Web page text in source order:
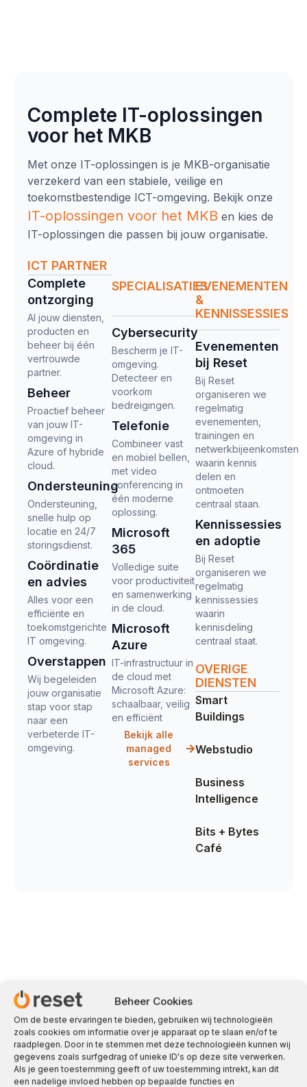
Beheer Cookies
Om de beste ervaringen te bieden, gebruiken wij technologieën
zoals cookies om informatie over je apparaat op te slaan en/of te
raadplegen. Door in te stemmen met deze technologieën kunnen wij
gegevens zoals surfgedrag of unieke ID's op deze site verwerken.
Als je geen toestemming geeft of uw toestemming intrekt, kan dit
een nadelige invloed hebben op bepaalde functies en
Complete IT-oplossingen
voor het MKB
Met onze IT-oplossingen is je MKB-organisatie
verzekerd van een stabiele, veilige en
toekomstbestendige ICT-omgeving. Bekijk onze
IT-oplossingen voor het MKB en kies de
IT-oplossingen die passen bij jouw organisatie.
ICT PARTNER
Complete
ontzorging​
Al jouw diensten,
producten en
beheer bij één
vertrouwde
partner.
Beheer
Proactief beheer
van jouw IT-
omgeving in
Azure of hybride
cloud.
Ondersteuning
Ondersteuning,
snelle hulp op
locatie en 24/7
storingsdienst.
Coördinatie
en advies
Alles voor een
efficiënte en
toekomstgerichte
IT omgeving.
Overstappen
Wij begeleiden
jouw organisatie
stap voor stap
naar een
verbeterde IT-
omgeving.
SPECIALISATIES
Cybersecurity
Bescherm je IT-
omgeving.
Detecteer en
voorkom
bedreigingen.
Telefonie
Combineer vast
en mobiel bellen,
met video
conferencing in
één moderne
oplossing.
Microsoft
365
Volledige suite
voor productiviteit
en samenwerking
in de cloud.
Microsoft
Azure
IT-infrastructuur in
de cloud met
Microsoft Azure:
schaalbaar, veilig
en efficiënt
Bekijk alle
managed
services
EVENEMENTEN
&
KENNISSESSIES
Evenementen
bij Reset
Bij Reset
organiseren we
regelmatig
evenementen,
trainingen en
netwerkbijeenkomsten
waarin kennis
delen en
ontmoeten
centraal staan.
Kennissessies
en adoptie
Bij Reset
organiseren we
regelmatig
kennissessies
waarin
kennisdeling
centraal staat.
OVERIGE
DIENSTEN
Smart
Buildings
Webstudio
Business
Intelligence
Bits + Bytes
Café
Contact met één van onze ICT
adviseurs
Je kunt ons ook mailen opsales@reset.nlof bel
met088 7777 800